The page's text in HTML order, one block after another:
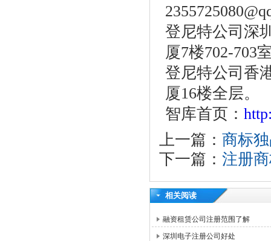
登尼特公司深
厦7楼702-703
登尼特公司香
厦16楼全层。
智库首页：
上一篇： 商标
下一篇： 注册
相关阅读
融资租赁公司注册范围了解
深圳电子注册公司好处